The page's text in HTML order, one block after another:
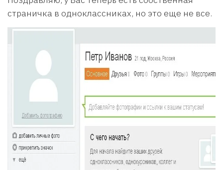
страничка в одноклассниках, но это еще не все.